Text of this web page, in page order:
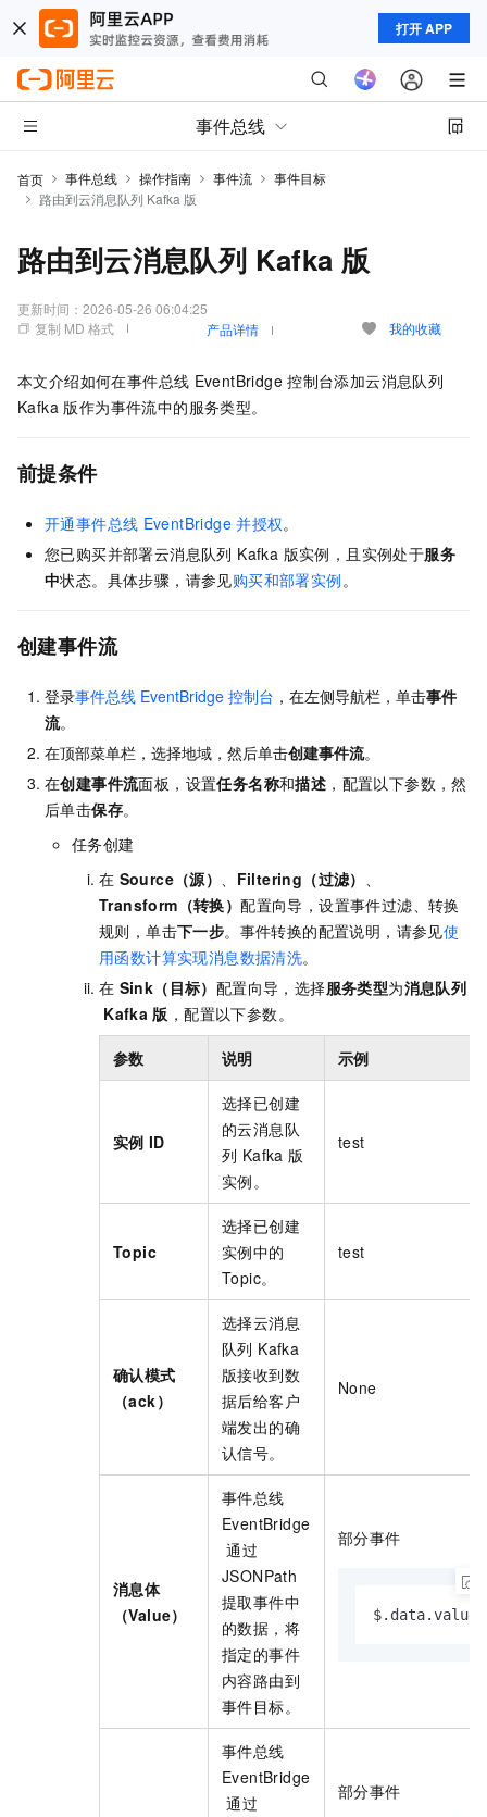
打开 APP
事件总线
首页 事件总线 操作指南 事件流
事件目标
路由到云消息队列 Kafka 版
路由到云消息队列 Kafka 版
更新时间： 2026-05-26 06:04:25
复制 MD 格式
产品详情 我的收藏
本文介绍如何在事件总线 EventBridge 控制台添加云消息队列
Kafka 版作为事件流中的服务类型。
前提条件
开通事件总线 EventBridge 并授权。
您已购买并部署云消息队列 Kafka 版实例，且实例处于服务
中状态。具体步骤，请参见购买和部署实例。
创建事件流
登录事件总线 EventBridge 控制台 ，在左侧导航栏，单击事件
流。
在顶部菜单栏，选择地域，然后单击创建事件流。
在创建事件流面板，设置任务名称和描述 ，配置以下参数，然
后单击保存。
任务创建
在 Source（源） 、 Filtering（过滤） 、
Transform（转换）配置向导，设置事件过滤、转换
规则，单击下一步。事件转换的配置说明，请参见使
用函数计算实现消息数据清洗。
在 Sink（目标） 配置向导，选择服务类型为消息队列
Kafka 版 ，配置以下参数。
参数 说明 示例
实例 ID
选择已创建
的云消息队
列 Kafka 版
实例。
test
Topic
选择已创建
实例中的
Topic。
test
确认模式
（ack）
选择云消息
队列 Kafka
版接收到数
据后给客户
端发出的确
认信号。
None
消息体
（Value）
事件总线
EventBridge
通过
JSONPath
提取事件中
的数据，将
指定的事件
内容路由到
事件目标。
部分事件
$.data.value
事件总线
EventBridge
通过
部分事件